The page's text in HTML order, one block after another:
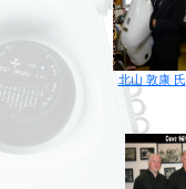
北山 敦康 氏